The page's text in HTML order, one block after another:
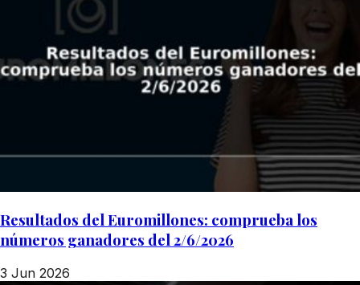
Resultados del Euromillones: comprueba los
números ganadores del 2/6/2026
3 Jun 2026